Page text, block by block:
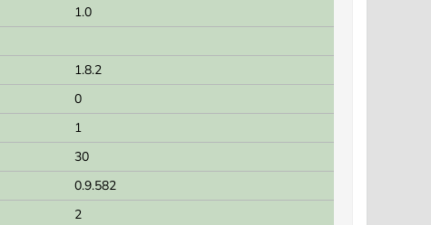
1.0
1.8.2
0
1
30
0.9.582
2